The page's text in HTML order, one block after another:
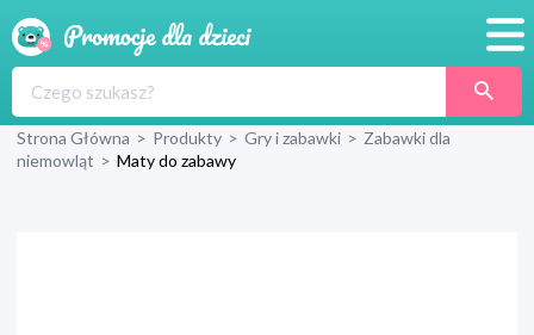
Produkty
Strona Główna > Produkty > Gry i zabawki > Zabawki dla
niemowląt > Maty do zabawy